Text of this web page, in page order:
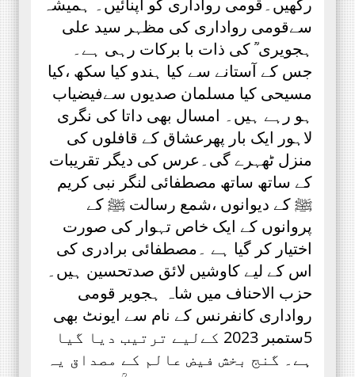
رکھیں۔قومی رواداری کو اپنائیں۔ ہمیشہ
سےقومی رواداری کی مظہر سید علی
ہجویری ؒ کی ذات با برکات رہی ہے۔
جس کے آستانے سے کیا ہندو کیا سکھ ،کیا
مسیحی کیا مسلمان صدیوں سےفیضیاب
ہو رہے ہیں۔ امسال بھی داتا کی نگری
لاہور ایک بار پھرعشاق کے قافلوں کی
منزل ٹھہرے گی۔عرس کی دیگر تقریبات
کے ساتھ ساتھ مصطفائی لنگر نبی کریم
ﷺ کے دیوانوں ،شمع رسالت ﷺ کے
پروانوں کے ایک خاص تہوار کی صورت
اختیار کر گیا ہے ۔مصطفائی برادری کی
اس کے لیے کاوشیں لائق صدتحسین ہیں۔
حزب الاحناف میں شاہ ہجویر قومی
رواداری کانفرنس کے نام سے ایونٹ بھی
5ستمبر 2023 کےلیے ترتیب دیا گیا
ہے۔ گنج بخش فیض عالم کے مصداق یہ